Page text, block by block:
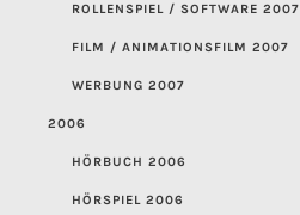
ROLLENSPIEL / SOFTWARE 2007
FILM / ANIMATIONSFILM 2007
WERBUNG 2007
2006
HÖRBUCH 2006
HÖRSPIEL 2006